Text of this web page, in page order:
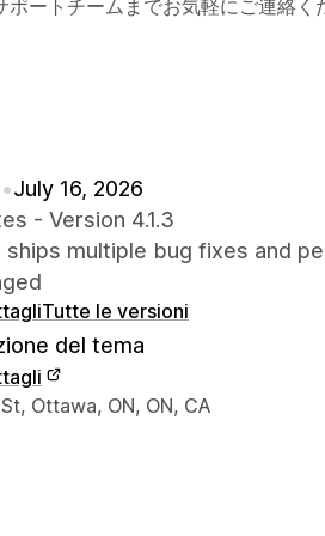
ポートチームまでお気軽にご連絡
•July 16, 2026
- Version 4.1.3
ships multiple bug fixes and
Tutte le versioni
del tema
Ottawa, ON, ON, CA